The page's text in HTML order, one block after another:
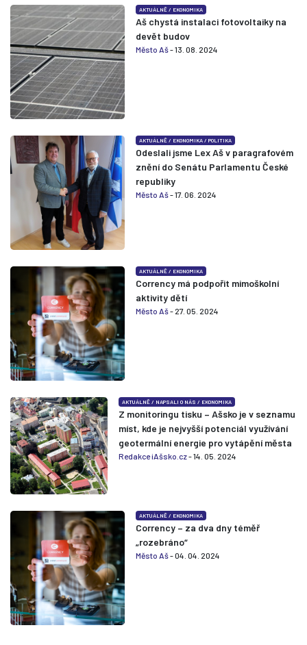
AKTUÁLNĚ / EKONOMIKA
Aš chystá instalaci fotovoltaiky na
devět budov
Město Aš- 13. 08. 2024
AKTUÁLNĚ / EKONOMIKA /POLITIKA
Odeslali jsme Lex Aš v paragrafovém
znění do Senátu Parlamentu České
republiky
Město Aš- 17. 06. 2024
AKTUÁLNĚ / EKONOMIKA
Corrency má podpořit mimoškolní
aktivity dětí
Město Aš- 27. 05. 2024
AKTUÁLNĚ / NAPSALI O NÁS / EKONOMIKA
Z monitoringu tisku – Ašsko je v seznamu
míst, kde je nejvyšší potenciál využívání
geotermální energie pro vytápění města
Redakce iAšsko.cz- 14. 05. 2024
AKTUÁLNĚ / EKONOMIKA
Corrency – za dva dny téměř
„rozebráno“
Město Aš- 04. 04. 2024